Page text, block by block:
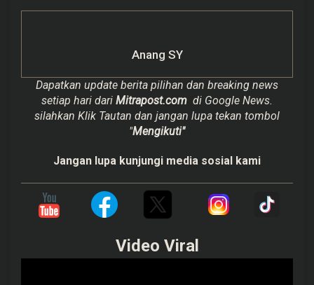
Anang SY
Dapatkan update berita pilihan dan breaking news
setiap hari dari Mitrapost.com di Google News.
silahkan Klik Tautan dan jangan lupa tekan tombol
"Mengikuti"
Jangan lupa kunjungi media sosial kami
Video Viral